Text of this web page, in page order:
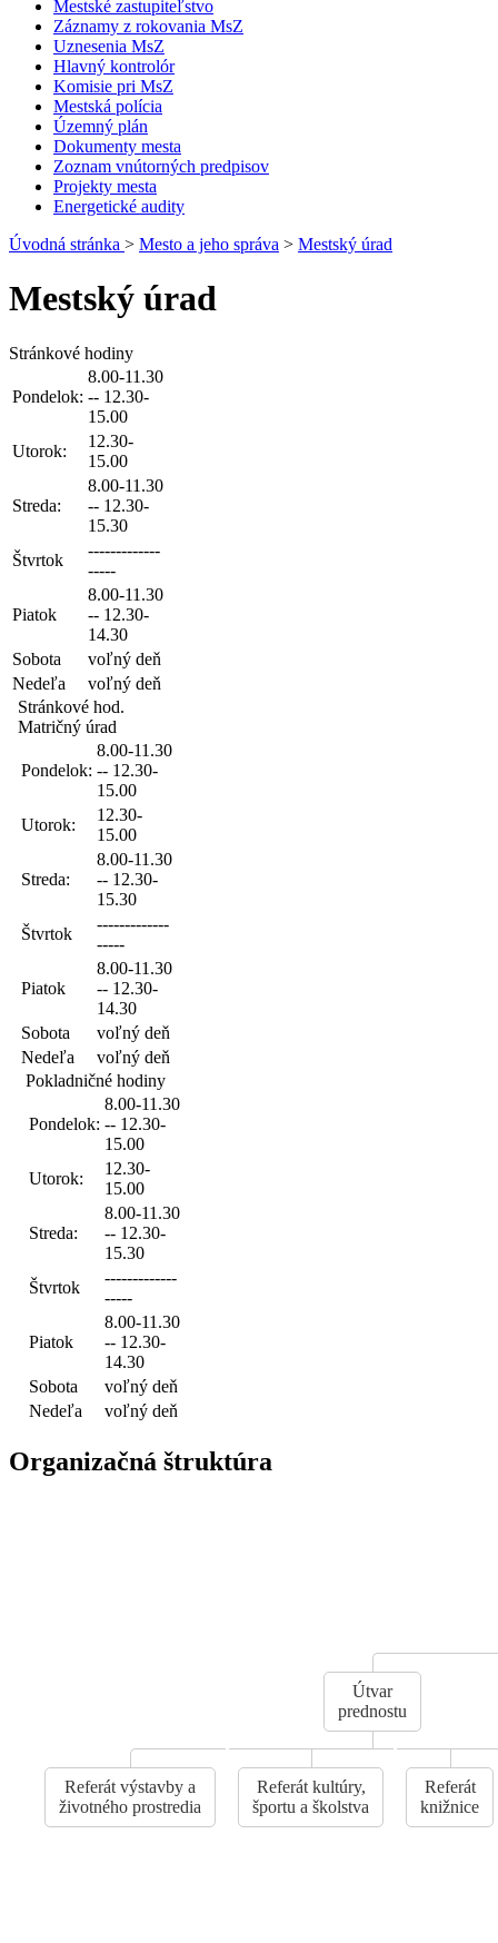
Mestské zastupiteľstvo
Záznamy z rokovania MsZ
Uznesenia MsZ
Hlavný kontrolór
Komisie pri MsZ
Mestská polícia
Územný plán
Dokumenty mesta
Zoznam vnútorných predpisov
Projekty mesta
Energetické audity
Úvodná stránka > Mesto a jeho správa > Mestský úrad
Mestský úrad
Stránkové hodiny
Pondelok:
8.00-11.30
-- 12.30-
15.00
Utorok:
12.30-
15.00
Streda:
8.00-11.30
-- 12.30-
15.30
Štvrtok
-------------
-----
Piatok
8.00-11.30
-- 12.30-
14.30
Sobota
voľný deň
Nedeľa
voľný deň
Stránkové hod.
Matričný úrad
Pondelok:
8.00-11.30
-- 12.30-
15.00
Utorok:
12.30-
15.00
Streda:
8.00-11.30
-- 12.30-
15.30
Štvrtok
-------------
-----
Piatok
8.00-11.30
-- 12.30-
14.30
Sobota
voľný deň
Nedeľa
voľný deň
Pokladničné hodiny
Pondelok:
8.00-11.30
-- 12.30-
15.00
Utorok:
12.30-
15.00
Streda:
8.00-11.30
-- 12.30-
15.30
Štvrtok
-------------
-----
Piatok
8.00-11.30
-- 12.30-
14.30
Sobota
voľný deň
Nedeľa
voľný deň
Organizačná štruktúra
Útvar
prednostu
Referát výstavby a
životného prostredia
Referát kultúry,
športu a školstva
Referát
knižnice